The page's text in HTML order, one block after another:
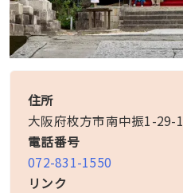
住所
大阪府枚方市南中振1-29-1
電話番号
072-831-1550
リンク